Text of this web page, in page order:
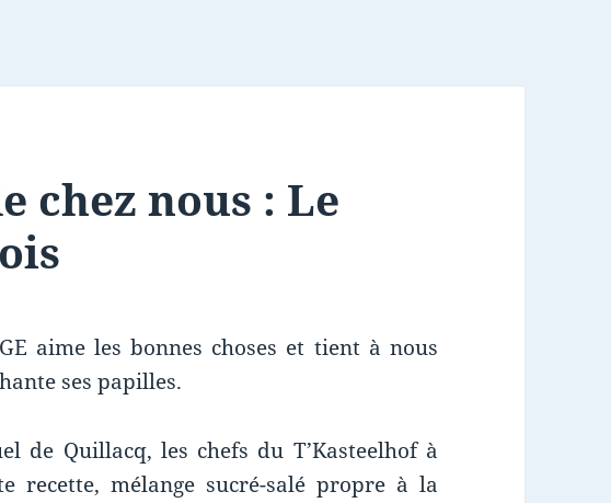
chez nous : Le
aime les bonnes choses et tient à nous
ses papilles.
de Quillacq, les chefs du T’Kasteelhof à
recette, mélange sucré-salé propre à la